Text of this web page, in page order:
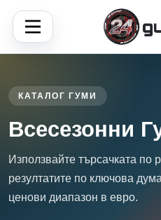
КАТАЛОГ ГУМИ
Всесезонни
Използвайте търсачката по
резултатите по ключова
ценови диапазон в евро.